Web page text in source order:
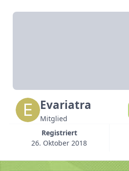
Evariatra
Mitglied
Registriert
26. Oktober 2018